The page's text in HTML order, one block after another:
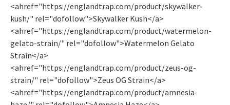
<ahref="https://englandtrap.com/product/skywalker-
kush/" rel="dofollow">Skywalker Kush</a>
<ahref="https://englandtrap.com/product/watermelon-
gelato-strain/" rel="dofollow">Watermelon Gelato
Strain</a>
<ahref="https://englandtrap.com/product/zeus-og-
strain/" rel="dofollow">Zeus OG Strain</a>
<ahref="https://englandtrap.com/product/amnesia-